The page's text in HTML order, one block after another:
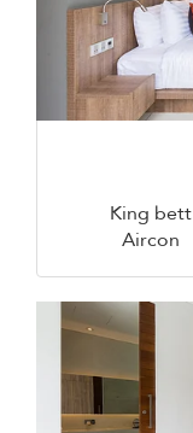
King bett
Aircon